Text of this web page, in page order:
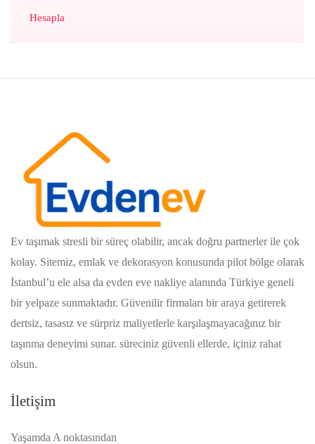
Hesapla
Ev taşımak stresli bir süreç olabilir, ancak doğru partnerler ile çok
kolay. Sitemiz, emlak ve dekorasyon konusunda pilot bölge olarak
İstanbul’u ele alsa da evden eve nakliye alanında Türkiye geneli
bir yelpaze sunmaktadır. Güvenilir firmaları bir araya getirerek
dertsiz, tasasız ve sürpriz maliyetlerle karşılaşmayacağınız bir
taşınma deneyimi sunar. süreciniz güvenli ellerde, içiniz rahat
olsun.
İletişim
Yaşamda A noktasından